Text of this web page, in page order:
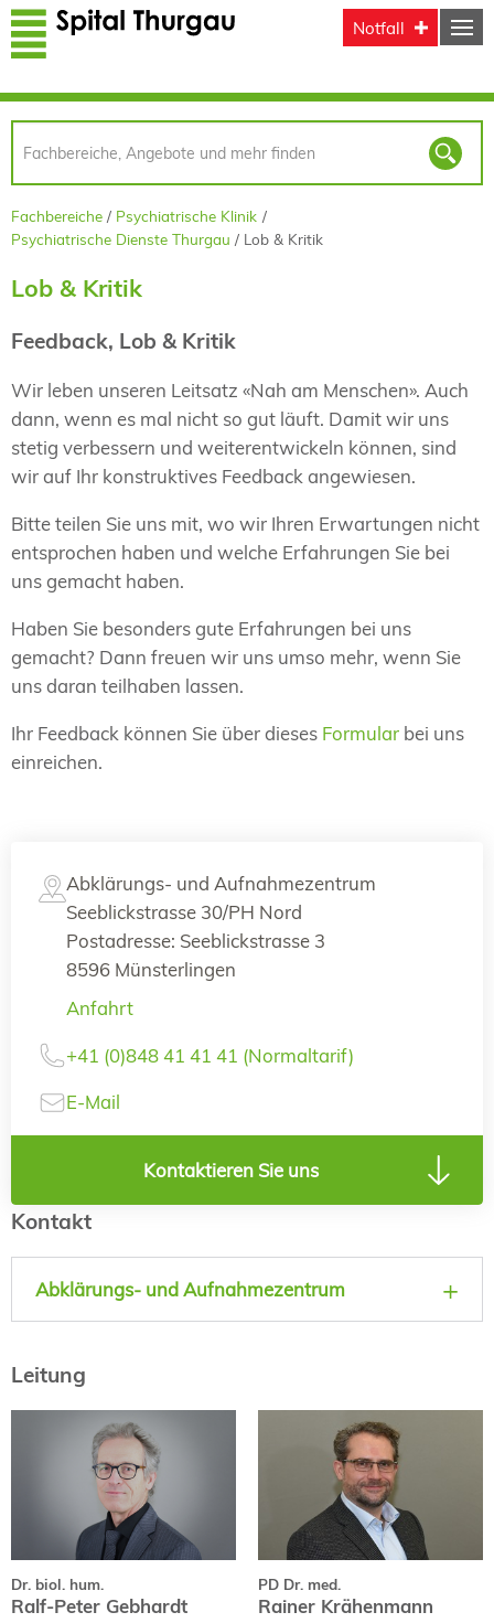
Direkt zum Inhalt
Notfall
Fachbereiche
Psychiatrische Klinik
Psychiatrische Dienste Thurgau
Lob & Kritik
Lob & Kritik
Feedback, Lob & Kritik
Wir leben unseren Leitsatz «Nah am Menschen». Auch
dann, wenn es mal nicht so gut läuft. Damit wir uns
stetig verbessern und weiterentwickeln können, sind
wir auf Ihr konstruktives Feedback angewiesen.
Bitte teilen Sie uns mit, wo wir Ihren Erwartungen nicht
entsprochen haben und welche Erfahrungen Sie bei
uns gemacht haben.
Haben Sie besonders gute Erfahrungen bei uns
gemacht? Dann freuen wir uns umso mehr, wenn Sie
uns daran teilhaben lassen.
Ihr Feedback können Sie über dieses Formular bei uns
einreichen.
Abklärungs- und Aufnahmezentrum
Seeblickstrasse 30/PH Nord
Postadresse: Seeblickstrasse 3
8596 Münsterlingen
Anfahrt
+41 (0)848 41 41 41 (Normaltarif)
E-Mail
Kontaktieren Sie uns
Kontakt
Abklärungs- und Aufnahmezentrum
Leitung
Dr. biol. hum.
Ralf-Peter Gebhardt
Dr. biol. hum.
Ralf-Peter Gebhardt
PD Dr. med.
Rainer Krähenmann
Rainer Krähenmann